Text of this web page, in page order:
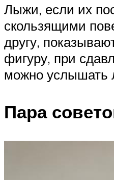
Лыжи, если их
скользящими
другу,
фигуру, при
можно услышать
Пара